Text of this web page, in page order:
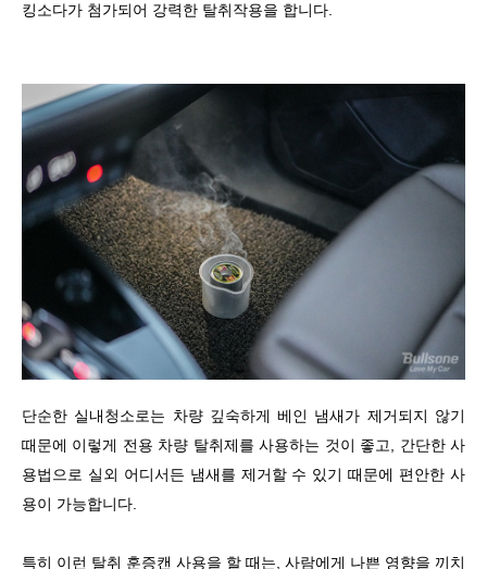
킹소다가 첨가되어 강력한 탈취작용을 합니다.
단순한 실내청소로는 차량 깊숙하게 베인 냄새가 제거되지 않기
때문에 이렇게 전용 차량 탈취제를 사용하는 것이 좋고, 간단한 사
용법으로 실외 어디서든 냄새를 제거할 수 있기 때문에 편안한 사
용이 가능합니다.
특히 이런 탈취 훈증캔 사용을 할 때는, 사람에게 나쁜 영향을 끼치